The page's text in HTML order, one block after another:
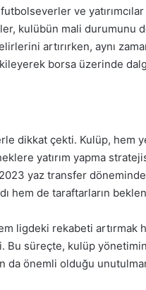
ve yatırımcılar
kulübün mali durumunu
artırırken, aynı
borsa üzerinde
dikkat çekti. Kulüp, hem
yatırım yapma
yaz transfer
hem de taraftarların
ligdeki rekabeti artırmak
Bu süreçte, kulüp
önemli olduğu